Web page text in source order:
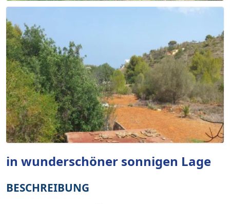
in wunderschöner sonnigen Lage
BESCHREIBUNG